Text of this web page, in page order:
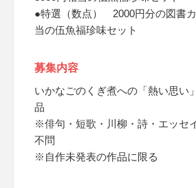
●特選（数点） 2000円分の図書
当の伍魚福珍味セット
募集内容
いかなごのくぎ煮への「熱い思い
品
※俳句・短歌・川柳・詩・エッセ
不問
※自作未発表の作品に限る